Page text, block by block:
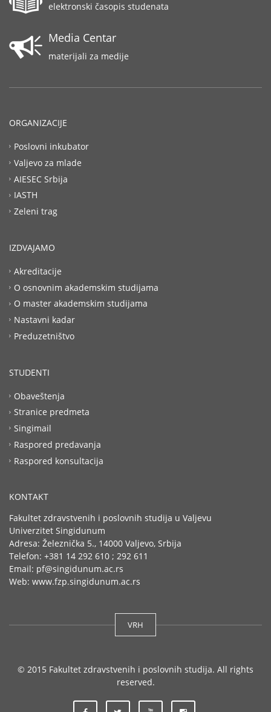
elektronski časopis studenata
Media Centar
materijali za medije
ORGANIZACIJE
Poslovni inkubator
Valjevo za mlade
AIESEC Srbija
IASTH
Zeleni trag
IZDVAJAMO
Akreditacije
O osnovnim akademskim studijama
O master akademskim studijama
Nastavni kadar
Preduzetništvo
STUDENTI
Obaveštenja
Stranice predmeta
Singimail
Raspored predavanja
Raspored konsultacija
KONTAKT
Fakultet zdravstvenih i poslovnih studija u Valjevu
Univerzitet Singidunum
Adresa: Železnička 5., 14000 Valjevo, Srbija
Telefon: +381 14 292 610 ; 292 611
Email: pf@singidunum.ac.rs
Web: www.fzp.singidunum.ac.rs
VRH
© 2015 Fakultet zdravstvenih i poslovnih studija. All rights
reserved.